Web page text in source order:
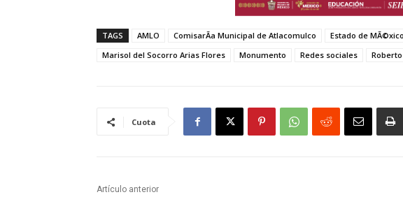
TAGS AMLO ComisarÃ­a Municipal de Atlacomulco Estado de MÃ©xico
Marisol del Socorro Arias Flores
Monumento Redes sociales
Cuota
Artículo anterior